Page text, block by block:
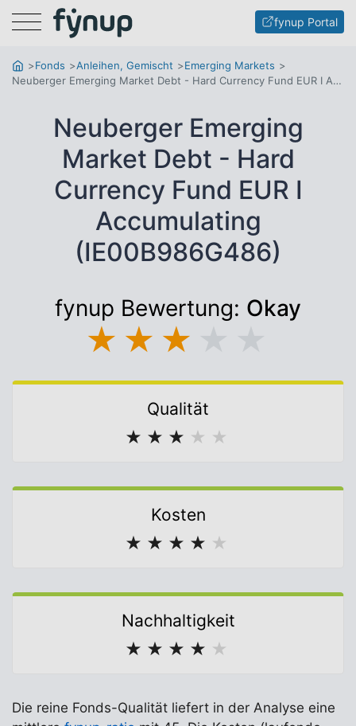
Menu fynup Portal
Fonds Anleihen, Gemischt
Emerging Markets
Neuberger Emerging Market Debt - Hard Currency Fund EUR I Accumulating
Neuberger Emerging
Market Debt - Hard
Currency Fund EUR I
Accumulating
(IE00B986G486)
fynup Bewertung: Okay
★ ★ ★
Qualität
★ ★ ★ ★ ★
Kosten
★ ★ ★ ★ ★
Nachhaltigkeit
★ ★ ★ ★ ★
Die reine Fonds-Qualität liefert in der Analyse eine